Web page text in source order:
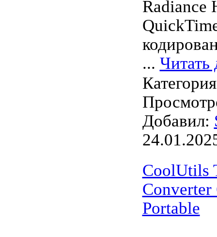
Radiance
... Читать
Добавил:
CoolUtils
Converter
Portable